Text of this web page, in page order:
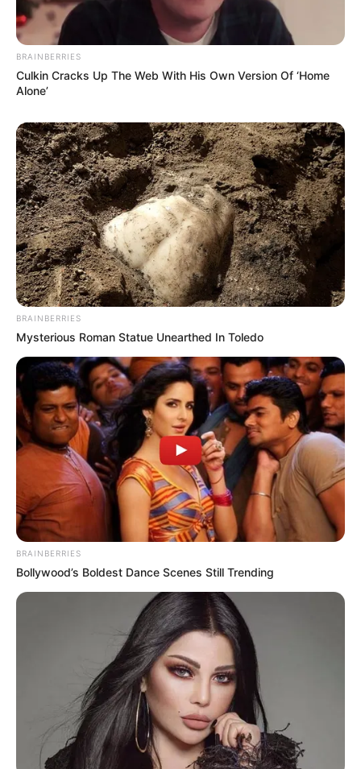
BRAINBERRIES
Culkin Cracks Up The Web With His Own Version Of ‘Home
Alone’
BRAINBERRIES
Mysterious Roman Statue Unearthed In Toledo
BRAINBERRIES
Bollywood’s Boldest Dance Scenes Still Trending